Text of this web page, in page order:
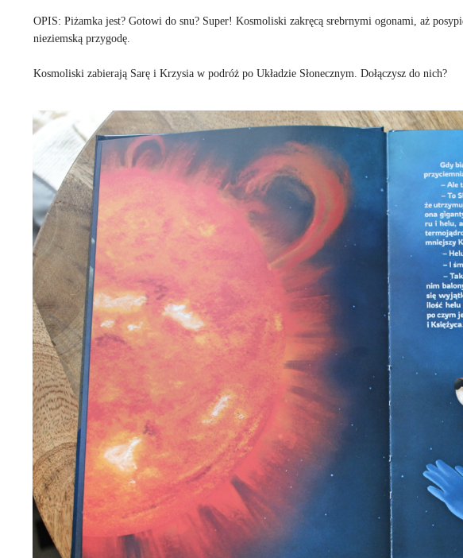
OPIS: Piżamka jest? Gotowi do snu? Super! Kosmoliski zakręcą srebrnymi ogonami, aż
nieziemską przygodę.
Kosmoliski zabierają Sarę i Krzysia w podróż po Układzie Słonecznym. Dołączysz do nich?